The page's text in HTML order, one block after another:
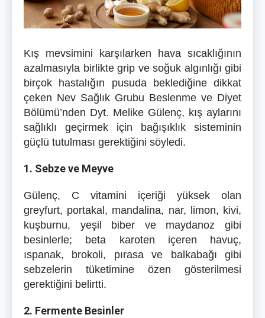
Kış mevsimini karşılarken hava sıcaklığının
azalmasıyla birlikte grip ve soğuk algınlığı gibi
birçok hastalığın pusuda beklediğine dikkat
çeken Nev Sağlık Grubu Beslenme ve Diyet
Bölümü’nden Dyt. Melike Gülenç, kış aylarını
sağlıklı geçirmek için bağışıklık sisteminin
güçlü tutulması gerektiğini söyledi.
1. Sebze ve Meyve
Gülenç, C vitamini içeriği yüksek olan
greyfurt, portakal, mandalina, nar, limon, kivi,
kuşburnu, yeşil biber ve maydanoz gibi
besinlerle; beta karoten içeren havuç,
ıspanak, brokoli, pırasa ve balkabağı gibi
sebzelerin tüketimine özen gösterilmesi
gerektiğini belirtti.
2. Fermente Besinler